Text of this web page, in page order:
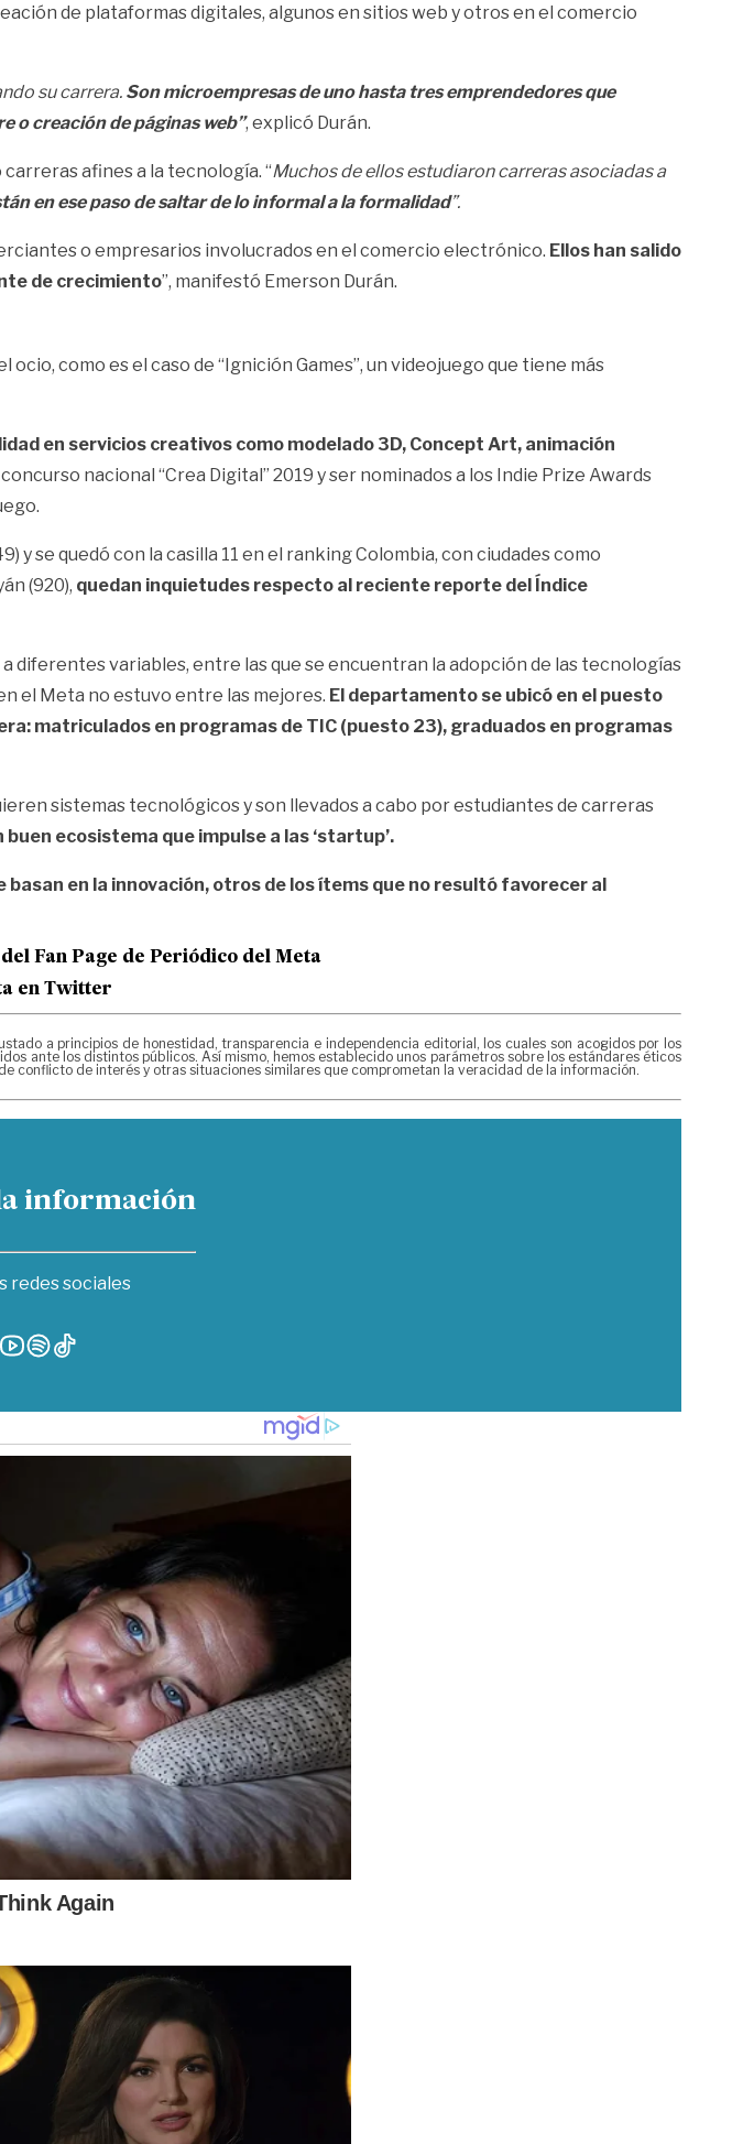
de plataformas digitales, algunos en sitios web y otros en el comercio
su carrera. Son microempresas de uno hasta tres emprendedores que
o creación de páginas web”, explicó Durán.
afines a la tecnología. “Muchos de ellos estudiaron carreras asociadas a
en ese paso de saltar de lo informal a la formalidad”.
o empresarios involucrados en el comercio electrónico. Ellos han salido
de crecimiento”, manifestó Emerson Durán.
como es el caso de “Ignición Games”, un videojuego que tiene más
en servicios creativos como modelado 3D, Concept Art, animación
nacional “Crea Digital” 2019 y ser nominados a los Indie Prize Awards
se quedó con la casilla 11 en el ranking Colombia, con ciudades como
(920), quedan inquietudes respecto al reciente reporte del Índice
diferentes variables, entre las que se encuentran la adopción de las tecnologías
el Meta no estuvo entre las mejores. El departamento se ubicó en el puesto
matriculados en programas de TIC (puesto 23), graduados en programas
sistemas tecnológicos y son llevados a cabo por estudiantes de carreras
ecosistema que impulse a las ‘startup’.
en la innovación, otros de los ítems que no resultó favorecer al
Fan Page de Periódico del Meta
en Twitter
a principios de honestidad, transparencia e independencia editorial, los cuales son acogidos por los
ante los distintos públicos. Así mismo, hemos establecido unos parámetros sobre los estándares éticos
conflicto de interés y otras situaciones similares que comprometan la veracidad de la información.
información
redes sociales